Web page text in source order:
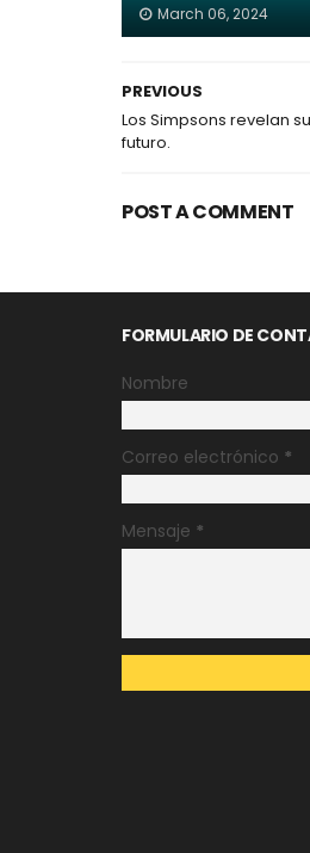
March 06, 2024
PREVIOUS
Los Simpsons revelan
futuro.
POST A COMMENT
FORMULARIO DE
Nombre
Correo electrónico *
Mensaje *